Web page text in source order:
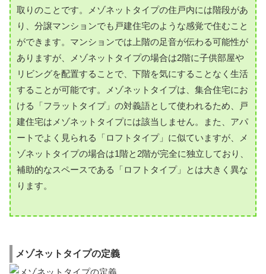
取りのことです。メゾネットタイプの住戸内には階段があ
り、分譲マンションでも戸建住宅のような感覚で住むこと
ができます。マンションでは上階の足音が伝わる可能性が
ありますが、メゾネットタイプの場合は2階に子供部屋や
リビングを配置することで、下階を気にすることなく生活
することが可能です。メゾネットタイプは、集合住宅にお
ける「フラットタイプ」の対義語として使われるため、戸
建住宅はメゾネットタイプには該当しません。また、アパ
ートでよく見られる「ロフトタイプ」に似ていますが、メ
ゾネットタイプの場合は1階と2階が完全に独立しており、
補助的なスペースである「ロフトタイプ」とは大きく異な
ります。
メゾネットタイプの定義